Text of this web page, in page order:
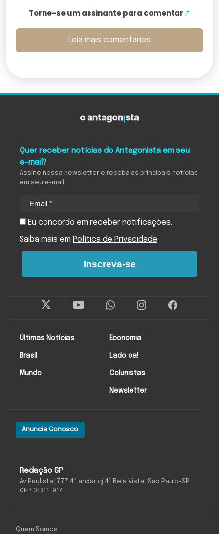
Torne-se um assinante para comentar
Leia mais comentários
Redação SP
Av Paulista, 777 4º andar cj 41 Bela Vista, São Paulo-SP
CEP: 01311-914
Anuncie Conosco
Últimas Notícias
Brasil
Mundo
Economia
Lado oa!
Colunistas
Newsletter
Quer receber notícias do Antagonista em seu
e-mail?
Assine nossa newsletter e receba as principais notícias
em seu e-mail
Eu concordo em receber notificações.
Saiba mais em Política de Privacidade.
Inscreva-se
Quem Somos